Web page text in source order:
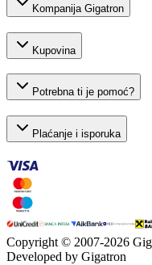
Kompanija Gigatron
Kupovina
Potrebna ti je pomoć?
Plaćanje i isporuka
Copyright © 2007-2026
Developed by Gigatron